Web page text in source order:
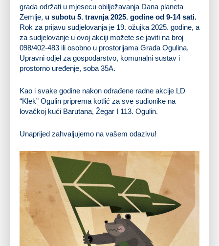
grada održati u mjesecu obilježavanja Dana planeta
Zemlje, u subotu 5. travnja 2025. godine od 9-14 sati.
Rok za prijavu sudjelovanja je 19. ožujka 2025. godine, a
za sudjelovanje u ovoj akciji možete se javiti na broj
098/402-483 ili osobno u prostorijama Grada Ogulina,
Upravni odjel za gospodarstvo, komunalni sustav i
prostorno uređenje, soba 35A.
Kao i svake godine nakon odrađene radne akcije LD
“Klek” Ogulin priprema kotlić za sve sudionike na
lovačkoj kući Barutana, Žegar I 113. Ogulin.
Unaprijed zahvaljujemo na vašem odazivu!